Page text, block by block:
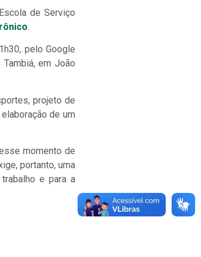
de Serviço
.
pelo Google
em João
projeto de
de um
momento de
portanto, uma
e para a